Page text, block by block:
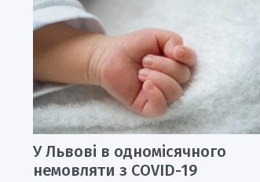
У Львові в одномісячного
немовляти з COVID-19